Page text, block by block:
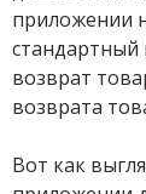
приложении
стандартный
возврат
возврата
Вот как